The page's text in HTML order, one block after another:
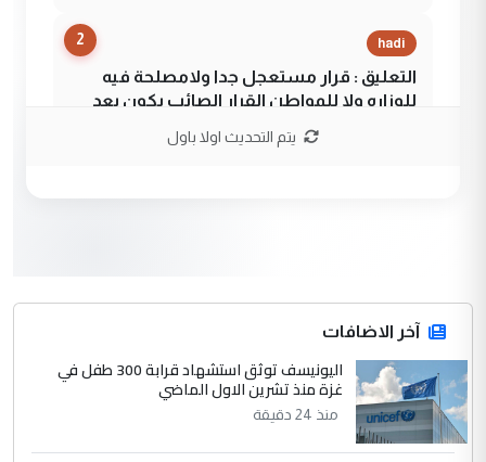
2 hadi
التعليق : قرار مستعجل جدا ولامصلحة فيه
للوزاره ولا للمواطن القرار الصائب يكون بعد
جنسية الرافد الثالث للعراق ومن اصول عريقة
ابا فرات ...
الموضوع :
الجواهري يرد على صدام حسين سل
مضجعيك يابن الزنا (نص كامل)
4 سردار
يتم التحديث اولا باول
آخر الاضافات
اليونيسف توثق استشهاد قرابة 300 طفل في
غزة منذ تشرين الاول الماضي
منذ 24 دقيقة